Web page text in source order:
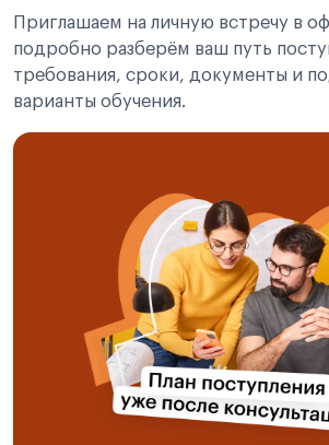
Приглашаем на личную встречу в
подробно разберём ваш путь
требования, сроки, документы и
варианты обучения.